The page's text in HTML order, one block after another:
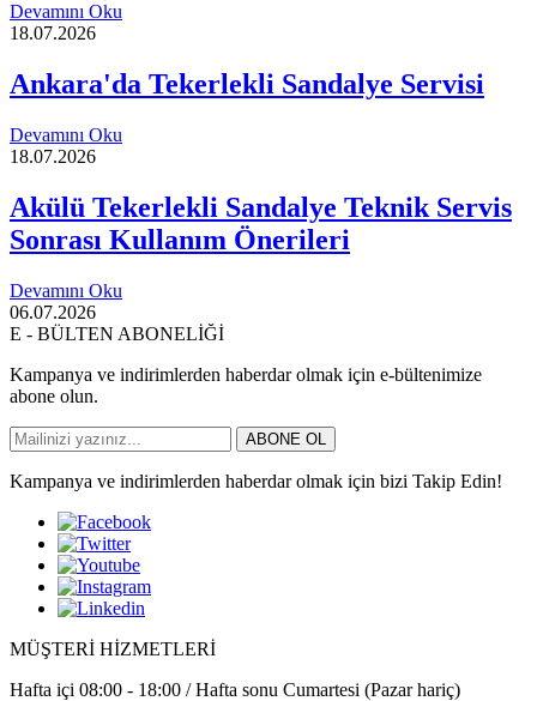
Devamını Oku
18.07.2026
Ankara'da Tekerlekli Sandalye Servisi
Devamını Oku
18.07.2026
Akülü Tekerlekli Sandalye Teknik Servis
Sonrası Kullanım Önerileri
Devamını Oku
06.07.2026
E - BÜLTEN ABONELİĞİ
Kampanya ve indirimlerden haberdar olmak için e-bültenimize
abone olun.
ABONE OL
Kampanya ve indirimlerden haberdar olmak için bizi Takip Edin!
MÜŞTERİ HİZMETLERİ
Hafta içi 08:00 - 18:00 / Hafta sonu Cumartesi (Pazar hariç)